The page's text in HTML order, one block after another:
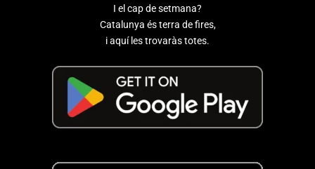
I el cap de setmana?
Catalunya és terra de fires,
i aquí les trovaràs totes.